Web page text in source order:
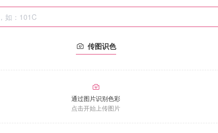
传图识色
通过图片识别色彩
点击开始上传图片